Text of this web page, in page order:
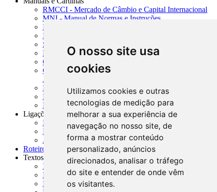
O nosso site usa
cookies
Utilizamos cookies e outras
tecnologias de medição para
melhorar a sua experiência de
navegação no nosso site, de
forma a mostrar conteúdo
personalizado, anúncios
direcionados, analisar o tráfego
do site e entender de onde vêm
os visitantes.
RMCCI - Mercado de Câmbio e Capital Internacional
MNI - Manual de Normas e Instruções
MTVM - Manual de Títulos e Valores Mobiliários
MCR - Manual de Crédito Rural
SISORF - Manual de Organização do SFN
MASUP - Manual de Supervisão Bancária
CADOC - Catálogo de Documentos
CNAE-CONCLA - Classificação Nacional de
Atividades Econômicas
PMF - Cartilhas do BCB
Manuais Auxiliares do BCB e Cosif-e
Resenhas Diárias Governamentais
Ligações Externas
Links Úteis
Presidência da República
Agências Nacionais Reguladoras
Roteiros para Estudos
Textos
Índice de Textos
Editorial
Monografias